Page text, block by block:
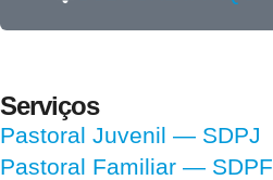
Serviços
Pastoral Juvenil — SDPJ
Pastoral Familiar — SDPF